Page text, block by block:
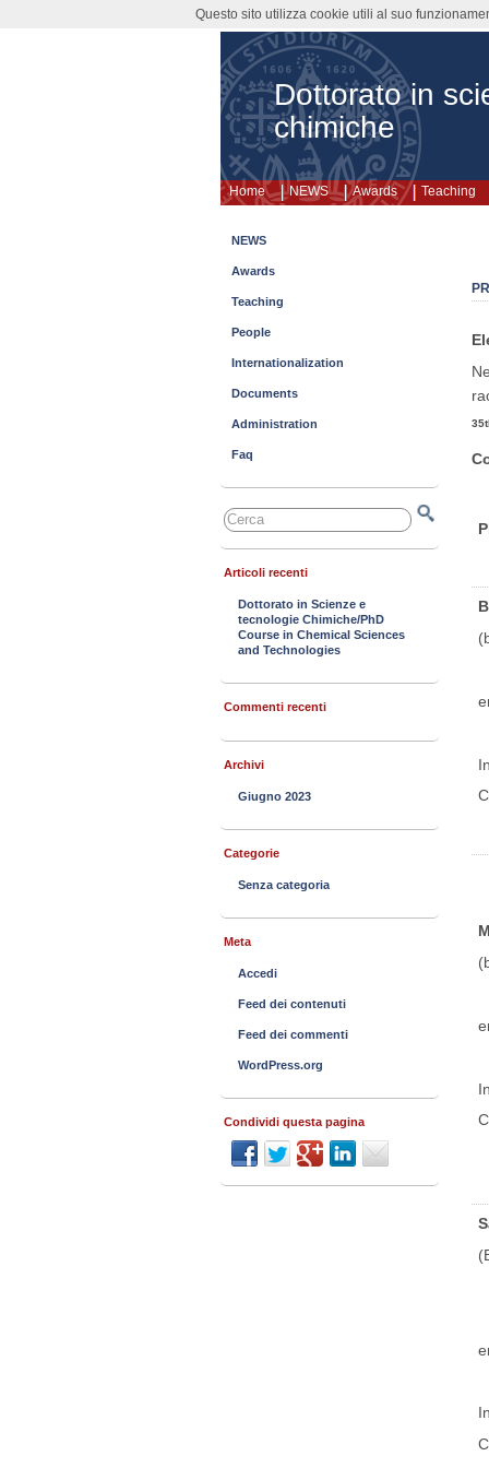
Dottorato in
chimiche
Home NEWS Awards Teaching
NEWS
Awards
Teaching
People
Internationalization
Documents
Administration
Faq
Articoli recenti
Dottorato in Scienze e
tecnologie Chimiche/PhD
Course in Chemical Sciences
and Technologies
Commenti recenti
Archivi
Giugno 2023
Categorie
Senza categoria
Meta
Accedi
Feed dei contenuti
Feed dei commenti
WordPress.org
Condividi questa pagina
Questo sito utilizza cookie utili al suo